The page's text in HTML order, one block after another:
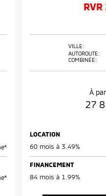
VILLE:
AUTOROUTE:
COMBINÉE:
À
27
LOCATION
60 mois à 3.49%
FINANCEMENT
84 mois à 1.99%